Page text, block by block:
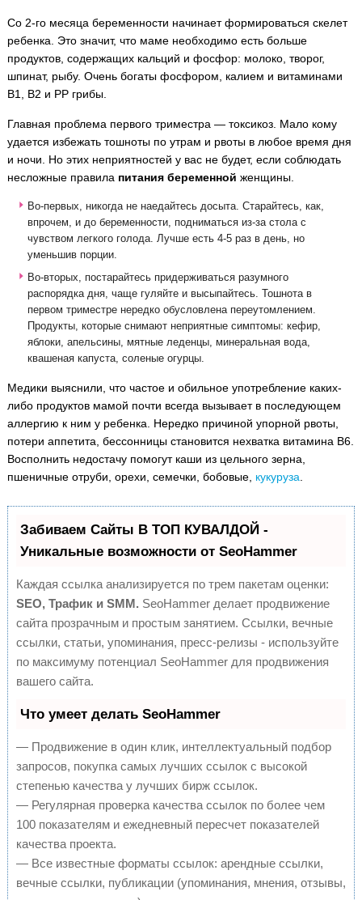
Со 2-го месяца беременности начинает формироваться скелет
ребенка. Это значит, что маме необходимо есть больше
продуктов, содержащих кальций и фосфор: молоко, творог,
шпинат, рыбу. Очень богаты фосфором, калием и витаминами
В1, В2 и РР грибы.
Главная проблема первого триместра — токсикоз. Мало кому
удается избежать тошноты по утрам и рвоты в любое время дня
и ночи. Но этих неприятностей у вас не будет, если соблюдать
несложные правила питания беременной женщины.
Во-первых, никогда не наедайтесь досыта. Старайтесь, как,
впрочем, и до беременности, подниматься из-за стола с
чувством легкого голода. Лучше есть 4-5 раз в день, но
уменьшив порции.
Во-вторых, постарайтесь придерживаться разумного
распорядка дня, чаще гуляйте и высыпайтесь. Тошнота в
первом триместре нередко обусловлена переутомлением.
Продукты, которые снимают неприятные симптомы: кефир,
яблоки, апельсины, мятные леденцы, минеральная вода,
квашеная капуста, соленые огурцы.
Медики выяснили, что частое и обильное употребление каких-
либо продуктов мамой почти всегда вызывает в последующем
аллергию к ним у ребенка. Нередко причиной упорной рвоты,
потери аппетита, бессонницы становится нехватка витамина В6.
Восполнить недостачу помогут каши из цельного зерна,
пшеничные отруби, орехи, семечки, бобовые, кукуруза
Забиваем Сайты В ТОП КУВАЛДОЙ -
Уникальные возможности от SeoHammer
Каждая ссылка анализируется по трем пакетам оценки:
SEO, Трафик и SMM. SeoHammer делает продвижение
сайта прозрачным и простым занятием. Ссылки, вечные
ссылки, статьи, упоминания, пресс-релизы - используйте
по максимуму потенциал SeoHammer для продвижения
вашего сайта.
Что умеет делать SeoHammer
— Продвижение в один клик, интеллектуальный подбор
запросов, покупка самых лучших ссылок с высокой
степенью качества у лучших бирж ссылок.
— Регулярная проверка качества ссылок по более чем
100 показателям и ежедневный пересчет показателей
качества проекта.
— Все известные форматы ссылок: арендные ссылки,
вечные ссылки, публикации (упоминания, мнения, отзывы,